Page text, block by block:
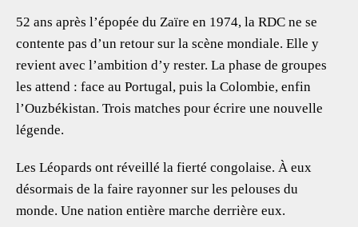
52 ans après l’épopée du Zaïre en 1974, la RDC ne se
contente pas d’un retour sur la scène mondiale. Elle y
revient avec l’ambition d’y rester. La phase de groupes
les attend : face au Portugal, puis la Colombie, enfin
l’Ouzbékistan. Trois matches pour écrire une nouvelle
légende.
Les Léopards ont réveillé la fierté congolaise. À eux
désormais de la faire rayonner sur les pelouses du
monde. Une nation entière marche derrière eux.